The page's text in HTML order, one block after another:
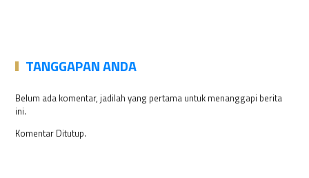
TANGGAPAN ANDA
Belum ada komentar, jadilah yang pertama untuk menanggapi berita
ini.
Komentar Ditutup.